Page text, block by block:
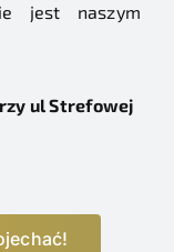
jest naszym
ul Strefowej